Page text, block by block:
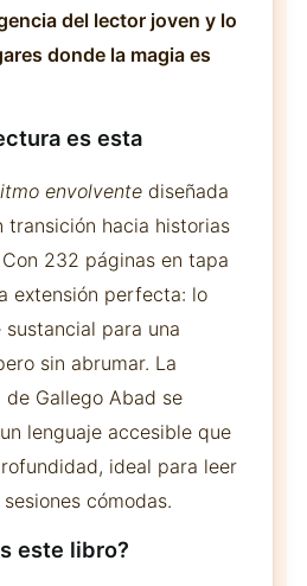
del lector joven y lo
donde la magia es
es esta
envolvente diseñada
transición hacia historias
232 páginas en tapa
extensión perfecta: lo
para una
sin abrumar. La
Gallego Abad se
lenguaje accesible que
ideal para leer
cómodas.
este libro?